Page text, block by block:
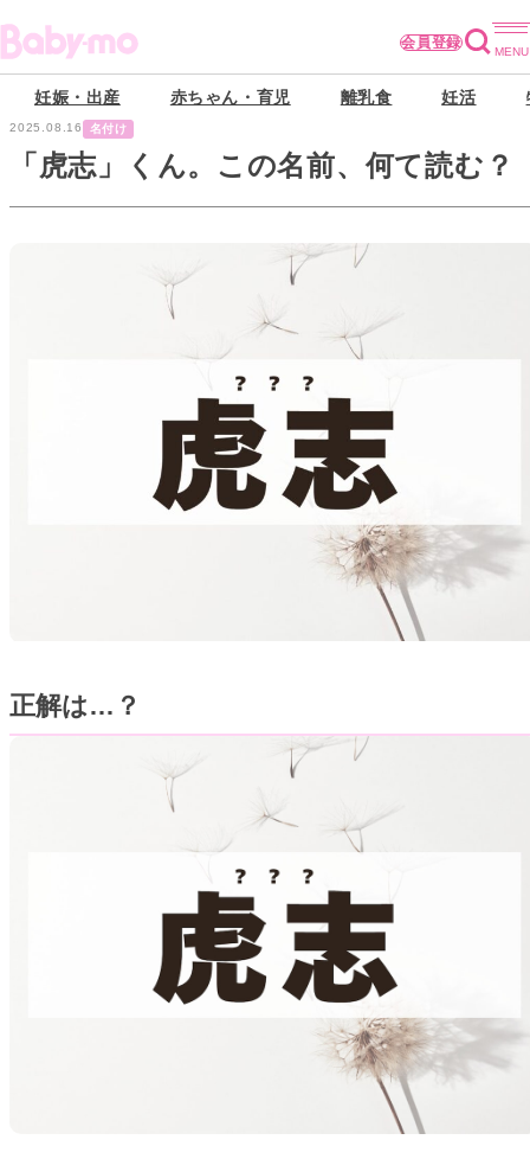
会員登録
妊娠・出産 赤ちゃん・育児 離乳食 妊活
2025.08.16 名付け
「虎志」くん。この名前、何て読む？
正解は…？